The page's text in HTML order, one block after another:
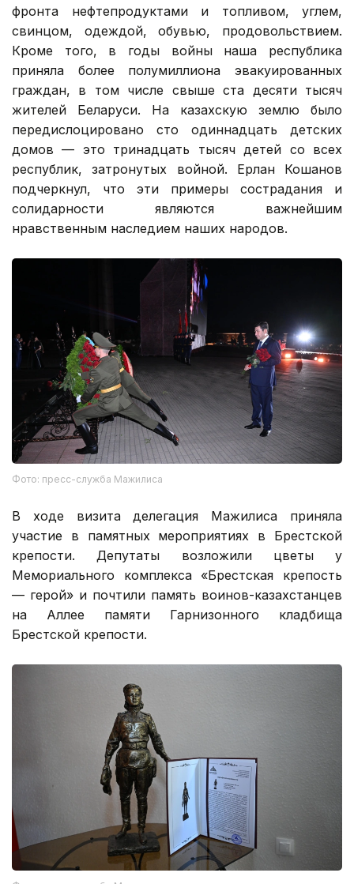
фронта нефтепродуктами и топливом, углем,
свинцом, одеждой, обувью, продовольствием.
Кроме того, в годы войны наша республика
приняла более полумиллиона эвакуированных
граждан, в том числе свыше ста десяти тысяч
жителей Беларуси. На казахскую землю было
передислоцировано сто одиннадцать детских
домов — это тринадцать тысяч детей со всех
республик, затронутых войной. Ерлан Кошанов
подчеркнул, что эти примеры сострадания и
солидарности являются важнейшим
нравственным наследием наших народов.
Фото: пресс-служба Мажилиса
В ходе визита делегация Мажилиса приняла
участие в памятных мероприятиях в Брестской
крепости. Депутаты возложили цветы у
Мемориального комплекса «Брестская крепость
— герой» и почтили память воинов-казахстанцев
на Аллее памяти Гарнизонного кладбища
Брестской крепости.